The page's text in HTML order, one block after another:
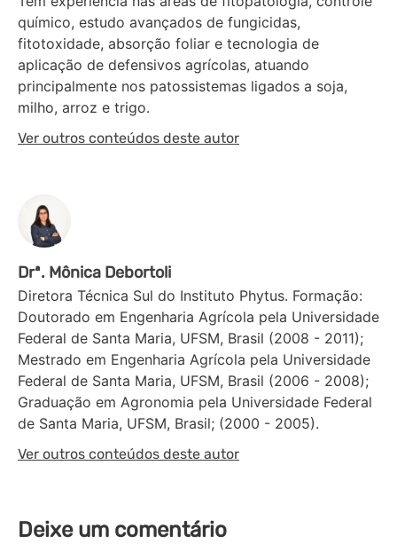
químico, estudo avançados de fungicidas,
fitotoxidade, absorção foliar e tecnologia de
aplicação de defensivos agrícolas, atuando
principalmente nos patossistemas ligados a soja,
milho, arroz e trigo.
Ver outros conteúdos deste autor
Drª. Mônica Debortoli
Diretora Técnica Sul do Instituto Phytus. Formação:
Doutorado em Engenharia Agrícola pela Universidade
Federal de Santa Maria, UFSM, Brasil (2008 - 2011);
Mestrado em Engenharia Agrícola pela Universidade
Federal de Santa Maria, UFSM, Brasil (2006 - 2008);
Graduação em Agronomia pela Universidade Federal
de Santa Maria, UFSM, Brasil; (2000 - 2005).
Ver outros conteúdos deste autor
Deixe um comentário